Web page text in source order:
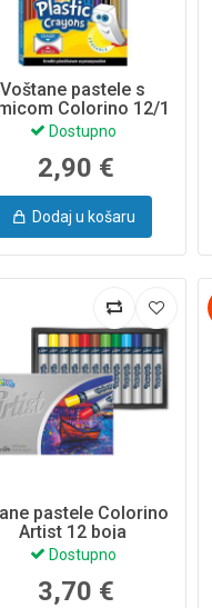
Voštane pastele s
Colorino 12/1
Dostupno
2,90 €
Dodaj u košaru
pastele Colorino
Artist 12 boja
Dostupno
3,70 €